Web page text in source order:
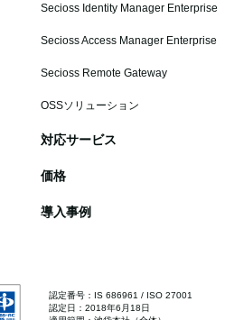
Secioss Identity Manager Enterprise
Secioss Access Manager Enterprise
Secioss Remote Gateway
OSSソリューション
対応サービス
価格
導入事例
認定番号：IS 686961 / ISO 27001
認定日：2018年6月18日